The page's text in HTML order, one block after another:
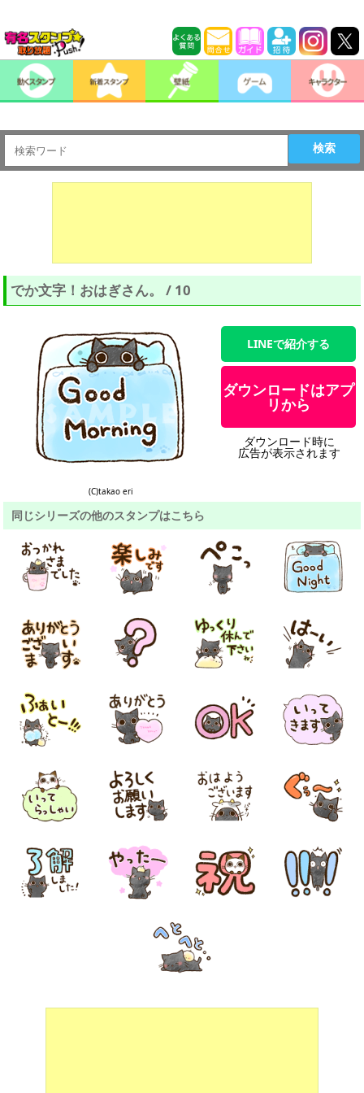
検索
でか文字！おはぎさん。 / 10
(C)takao eri
LINEで紹介する
ダウンロードはアプ
リから
ダウンロード時に
広告が表示されます
同じシリーズの他のスタンプはこちら